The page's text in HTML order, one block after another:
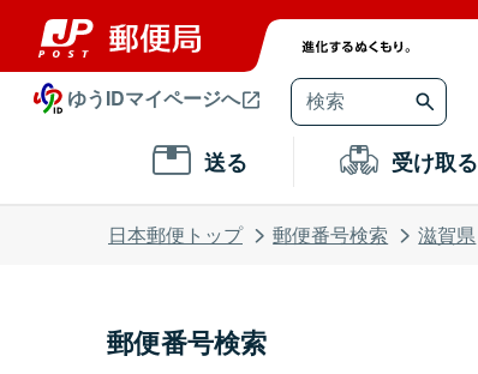
ゆうIDマイページへ
送る 受け取る
日本郵便トップ 郵便番号検索 滋賀県
郵便番号検索